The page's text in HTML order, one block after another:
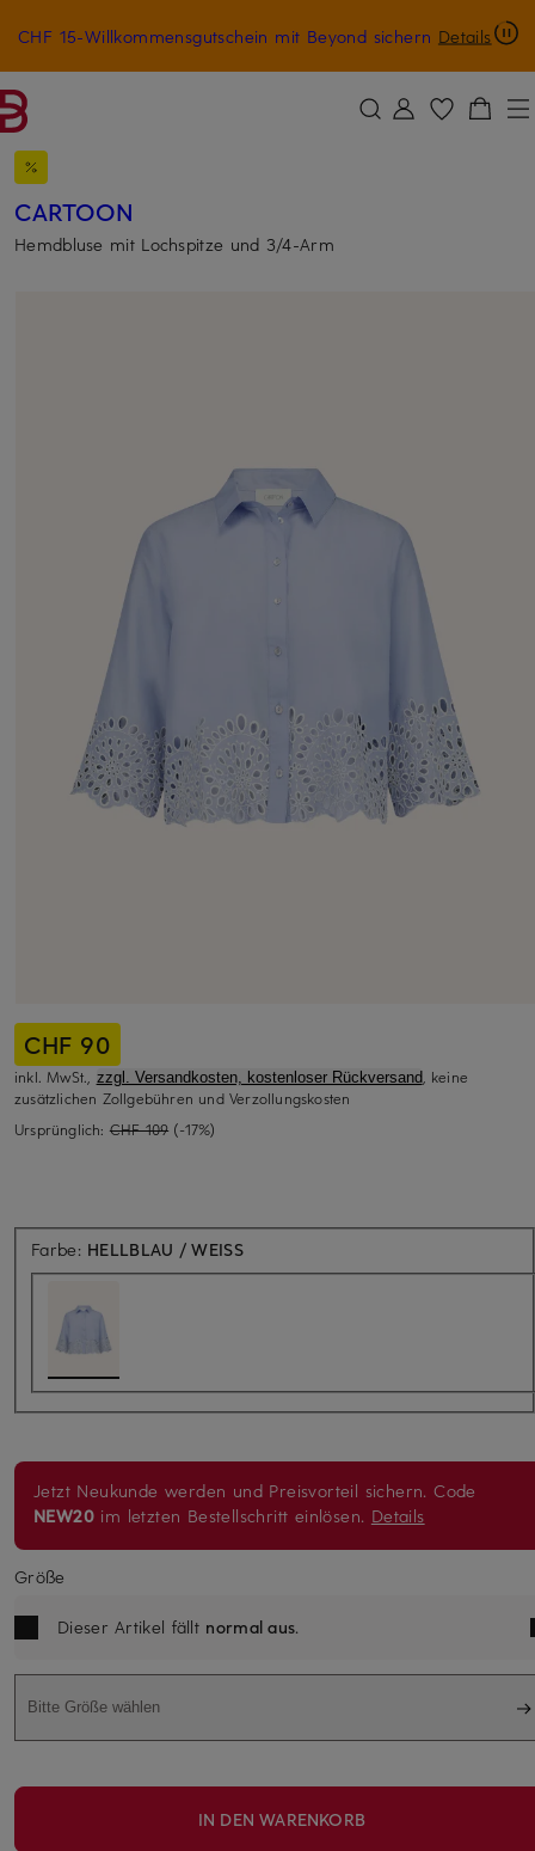
ZUM HAUPTINHALT ÜBERSPRINGEN ZUM SUCHFELD ÜBERSPRINGEN
CHF 15-Willkommensgutschein mit Beyond sichern Details
CARTOON
Hemdbluse mit Lochspitze und 3/4-Arm
CHF 90
inkl. MwSt., zzgl. Versandkosten, kostenloser Rückversand, keine
zusätzlichen Zollgebühren und Verzollungskosten
Ursprünglich: CHF 109 (-17%)
Farbe: HELLBLAU / WEISS
Jetzt Neukunde werden und Preisvorteil sichern. Code
NEW20 im letzten Bestellschritt einlösen. Details
Größe
Dieser Artikel fällt normal aus.
Bitte Größe wählen
IN DEN WARENKORB